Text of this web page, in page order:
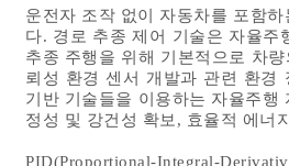
운전자 조작 없이 자동차를 포함
다. 경로 추종 제어 기술은 자율
추종 주행을 위해 기본적으로 차
뢰성 환경 센서 개발과 관련 환경
기반 기술들을 이용하는 자율주
정성 및 강건성 확보, 효율적 에너
PID(Proportional-Integral-